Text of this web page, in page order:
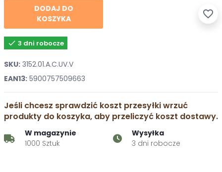
DODAJ DO
KOSZYKA
favorite_border
 3 dni robocze
SKU: 3152.01.A.C.UV.V
EAN13: 5900757509663
Jeśli chcesz sprawdzić koszt przesyłki wrzuć
produkty do koszyka, aby przeliczyć koszt dostawy.
W magazynie
1000 Sztuk
Wysyłka
3 dni robocze